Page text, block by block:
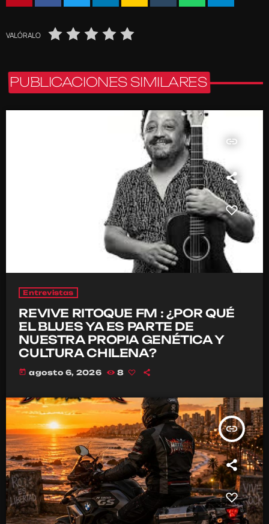
VALÓRALO
PUBLICACIONES SIMILARES
insert_link
Entrevistas
REVIVE RITOQUE FM : ¿POR QUÉ
EL BLUES YA ES PARTE DE
NUESTRA PROPIA GENÉTICA Y
CULTURA CHILENA?
today agosto 6, 2026 8
insert_link